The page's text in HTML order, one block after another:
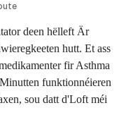
deen hëlleft Är
hutt. Et ass
fir Asthma
funktionnéieren
sou datt d'Loft méi